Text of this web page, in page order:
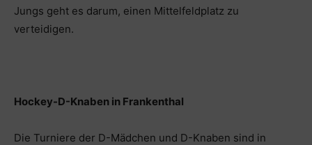
Jungs geht es darum, einen Mittelfeldplatz zu
verteidigen.
Hockey-D-Knaben in Frankenthal
Die Turniere der D-Mädchen und D-Knaben sind in